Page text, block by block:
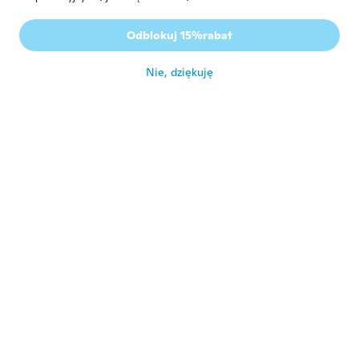
Isabel
Rok dołączenia 2020 · 8 opinie
Odblokuj 15%rabat
Nie, dziękuję